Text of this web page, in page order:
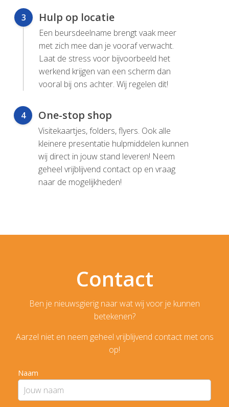
3 Hulp op locatie
Een beursdeelname brengt vaak meer
met zich mee dan je vooraf verwacht.
Laat de stress voor bijvoorbeeld het
werkend krijgen van een scherm dan
vooral bij ons achter. Wij regelen dit!
4 One-stop shop
Visitekaartjes, folders, flyers. Ook alle
kleinere presentatie hulpmiddelen kunnen
wij direct in jouw stand leveren! Neem
geheel vrijblijvend contact op en vraag
naar de mogelijkheden!
Contact
Ben je nieuwsgierig naar wat wij voor je kunnen
betekenen?
Aarzel niet en neem geheel vrijblijvend contact met ons
op!
Naam